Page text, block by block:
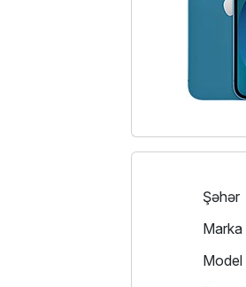
Şəhər
Marka
Model